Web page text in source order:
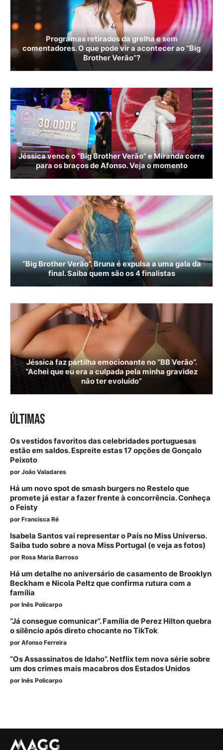
Programas retirados da grelha e sem
comentadores. O que pode vir a acontecer ao “Big
Brother Verão”?
Jéssica vence o “Big Brother Verão” e Miranda corre
para os braços de Afonso. Veja o momento
“Big Brother Verão”. Bruna é expulsa a uma gala da
final. Saiba quem são os 4 finalistas
Jéssica faz partilha emocionante no “BB Verão”.
“Achei que eu era a culpada pela minha gravidez
não ter evoluído”
ÚLTIMAS
Os vestidos favoritos das celebridades portuguesas
estão em saldos. Espreite estas 17 opções de Gonçalo
Peixoto
por João Valadares
Há um novo spot de smash burgers no Restelo que
promete já estar a fazer frente à concorrência. Conheça
o Feisty
por Francisca Ré
Isabela Santos vai representar o País no Miss Universo.
Saiba tudo sobre a nova Miss Portugal (e veja as fotos)
por Rosa Maria Barroso
Há um detalhe no aniversário de casamento de Brooklyn
Beckham e Nicola Peltz que confirma rutura com a
família
por Inês Policarpo
“Já consegue comunicar”. Família de Perez Hilton quebra
o silêncio após direto chocante no TikTok
por Afonso Ferreira
“Os Assassinatos de Idaho”. Netflix tem nova série sobre
um dos crimes mais macabros dos Estados Unidos
por Inês Policarpo